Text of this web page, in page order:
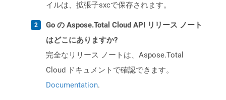
イルは、拡張子sxcで保存されます。
Go の Aspose.Total Cloud API リリース ノート
はどこにありますか?
完全なリリース ノートは、Aspose.Total
Cloud ドキュメントで確認できます。
Documentation.